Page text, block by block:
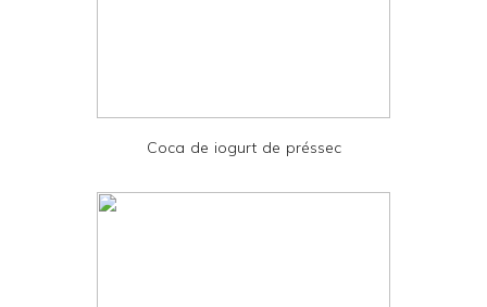
Coca de iogurt de préssec